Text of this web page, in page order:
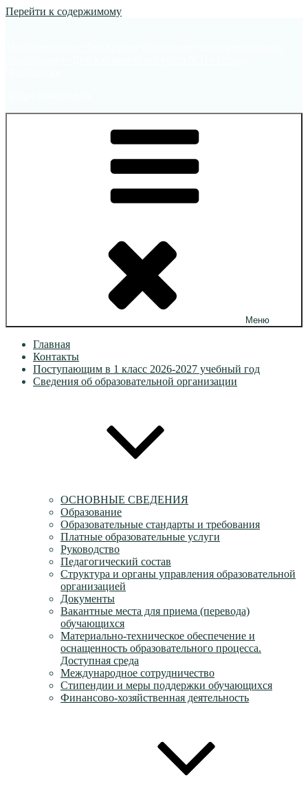
Перейти к содержимому
Меню
Главная
Контакты
Поступающим в 1 класс 2026-2027 учебный год
Сведения об образовательной организации
ОСНОВНЫЕ СВЕДЕНИЯ
Образование
Образовательные стандарты и требования
Платные образовательные услуги
Руководство
Педагогический состав
Структура и органы управления образовательной
организацией
Документы
Вакантные места для приема (перевода)
обучающихся
Материально-техническое обеспечение и
оснащенность образовательного процесса.
Доступная среда
Международное сотрудничество
Стипендии и меры поддержки обучающихся
Финансово-хозяйственная деятельность